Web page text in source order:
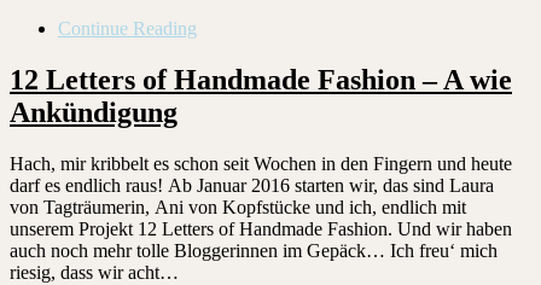
Continue Reading
12 Letters of Handmade Fashion – A wie
Ankündigung
Hach, mir kribbelt es schon seit Wochen in den Fingern und heute
darf es endlich raus! Ab Januar 2016 starten wir, das sind Laura
von Tagträumerin, Ani von Kopfstücke und ich, endlich mit
unserem Projekt 12 Letters of Handmade Fashion. Und wir haben
auch noch mehr tolle Bloggerinnen im Gepäck… Ich freu‘ mich
riesig, dass wir acht…